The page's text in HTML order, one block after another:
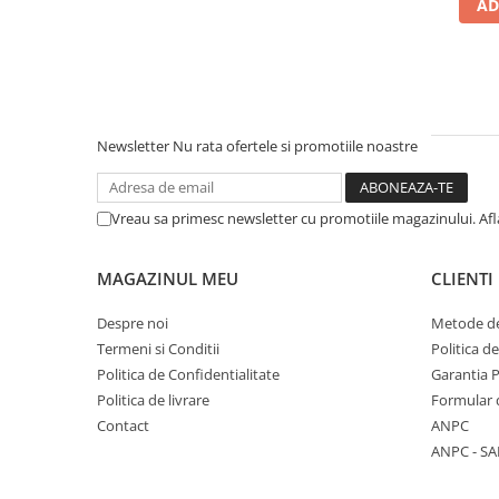
Newsletter Nu rata ofertele si promotiile noastre
Vreau sa primesc newsletter cu promotiile magazinului.
MAGAZINUL MEU
Despre noi
Termeni si Conditii
Politica de Confidentialitate
Politica de livrare
Contact
CLIENTI
Metode
Politica
Garantia
Formular
ANPC
ANPC -